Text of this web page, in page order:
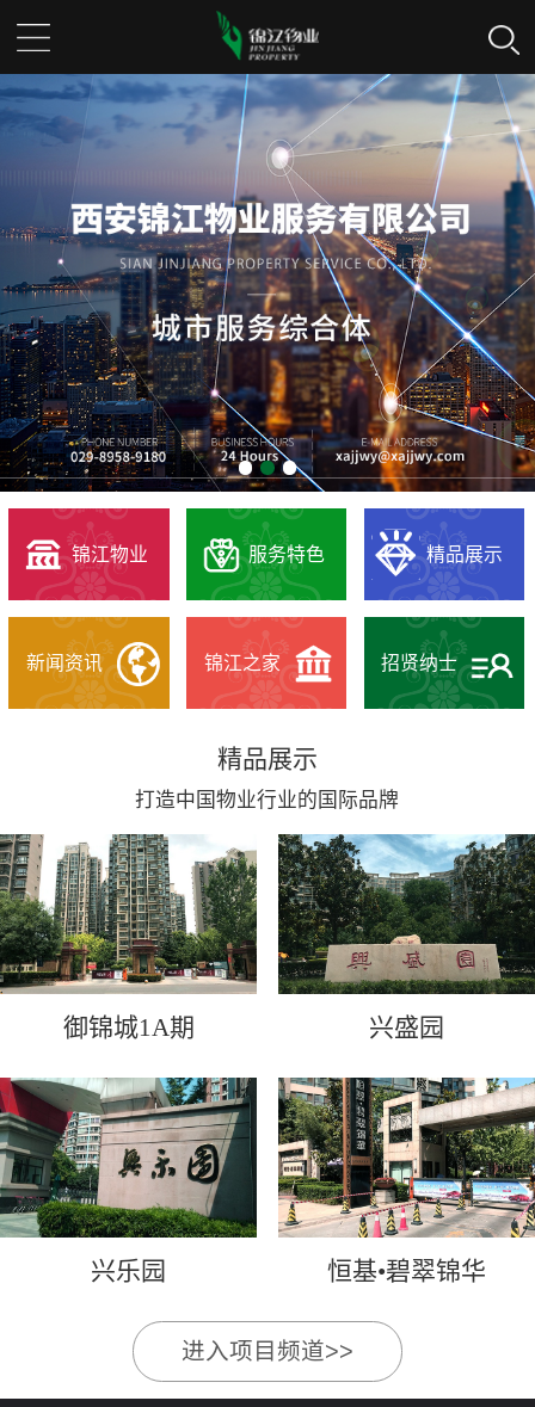
锦江物业 服务特色 精品展示
新闻资讯 锦江之家 招贤纳士
精品展示
打造中国物业行业的国际品牌
御锦城1A期 兴盛园
兴乐园 恒基•碧翠锦华
进入项目频道>>